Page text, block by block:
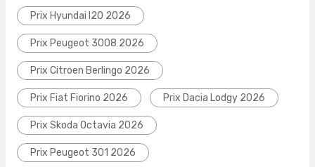
Prix Hyundai I20 2026
Prix Peugeot 3008 2026
Prix Citroen Berlingo 2026
Prix Fiat Fiorino 2026 Prix Dacia Lodgy 2026
Prix Skoda Octavia 2026
Prix Peugeot 301 2026